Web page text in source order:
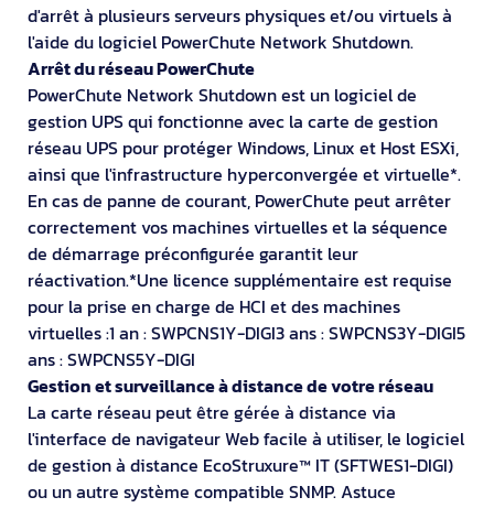
d'arrêt à plusieurs serveurs physiques et/ou virtuels à
l'aide du logiciel PowerChute Network Shutdown.
Arrêt du réseau PowerChute
PowerChute Network Shutdown est un logiciel de
gestion UPS qui fonctionne avec la carte de gestion
réseau UPS pour protéger Windows, Linux et Host ESXi,
ainsi que l'infrastructure hyperconvergée et virtuelle*.
En cas de panne de courant, PowerChute peut arrêter
correctement vos machines virtuelles et la séquence
de démarrage préconfigurée garantit leur
réactivation.*Une licence supplémentaire est requise
pour la prise en charge de HCI et des machines
virtuelles :1 an : SWPCNS1Y-DIGI3 ans : SWPCNS3Y-DIGI5
ans : SWPCNS5Y-DIGI
Gestion et surveillance à distance de votre réseau
La carte réseau peut être gérée à distance via
l'interface de navigateur Web facile à utiliser, le logiciel
de gestion à distance EcoStruxure™ IT (SFTWES1-DIGI)
ou un autre système compatible SNMP. Astuce